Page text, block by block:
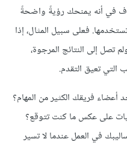
في أنه يمنحك رؤيةً واضحةً
فعلى سبيل المثال، إذا
تصل إلى النتائج المرجوة،
تعيق التقدم.
فريقك الكثير من المهام؟
على عكس ما كنت تتوقع؟
في العمل عندما لا تسير